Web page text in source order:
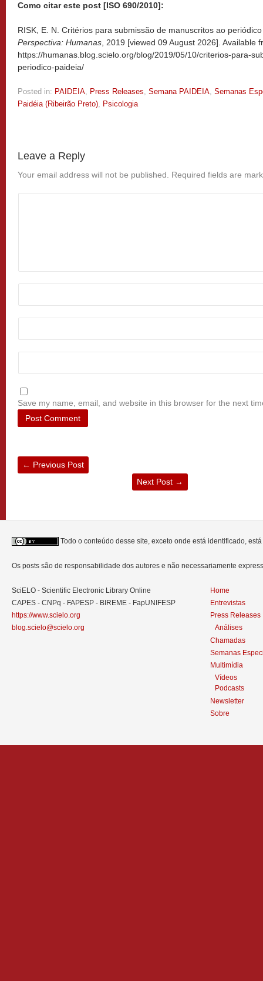
Como citar este post [ISO 690/2010]:
RISK, E. N. Critérios para submissão de manuscritos ao
Perspectiva: Humanas , 2019 [viewed 09 August 2026]. Available
https://humanas.blog.scielo.org/blog/2019/05/10/criterios-para-
periodico-paideia/
Posted in: PAIDEIA, Press Releases, Semana PAIDEIA, Semanas
Paidéia (Ribeirão Preto), Psicologia
Leave a Reply
Your email address will not be published. Required fields are
Save my name, email, and website in this browser for the next
← Previous Post
Next Post →
Todo o conteúdo desse site, exceto onde está identificado,
Os posts são de responsabilidade dos autores e não necessariamente
SciELO - Scientific Electronic Library Online
CAPES - CNPq - FAPESP - BIREME - FapUNIFESP
https://www.scielo.org
blog.scielo@scielo.org
Home
Entrevistas
Press Releases
Análises
Chamadas
Semanas
Multimídia
Vídeos
Podcasts
Newsletter
Sobre